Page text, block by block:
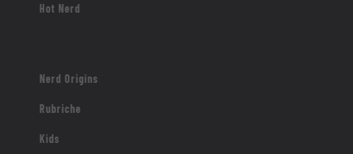
Hot Nerd
Nerd Origins
Rubriche
Kids